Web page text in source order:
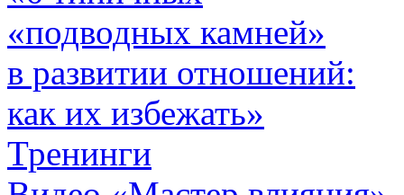
«подводных камней»
в развитии отношений:
как их избежать»
Тренинги